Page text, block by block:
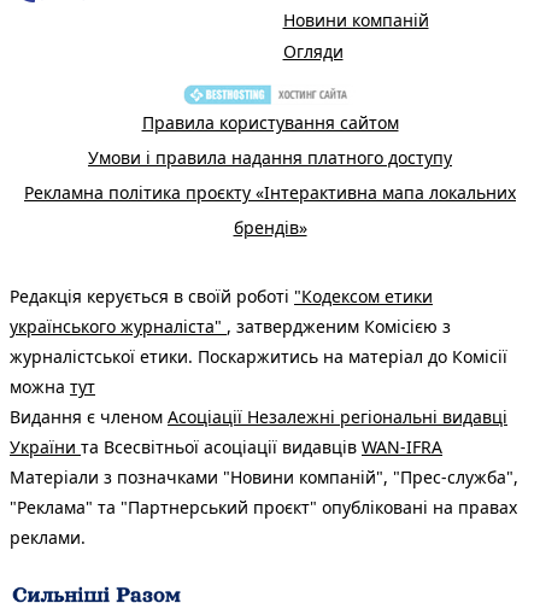
Новини компаній
Огляди
Правила користування сайтом
Умови і правила надання платного доступу
Рекламна політика проєкту «Інтерактивна мапа локальних
брендів»
Редакція керується в своїй роботі "Кодексом етики
українського журналіста" , затвердженим Комісією з
журналістської етики. Поскаржитись на матеріал до Комісії
можна тут
Видання є членом Асоціації Незалежні регіональні видавці
України та Всесвітньої асоціації видавців WAN-IFRA
Матеріали з позначками "Новини компаній", "Прес-служба",
"Реклама" та "Партнерський проєкт" опубліковані на правах
реклами.